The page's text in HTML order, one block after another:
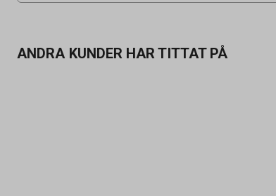
ANDRA KUNDER HAR TITTAT PÅ